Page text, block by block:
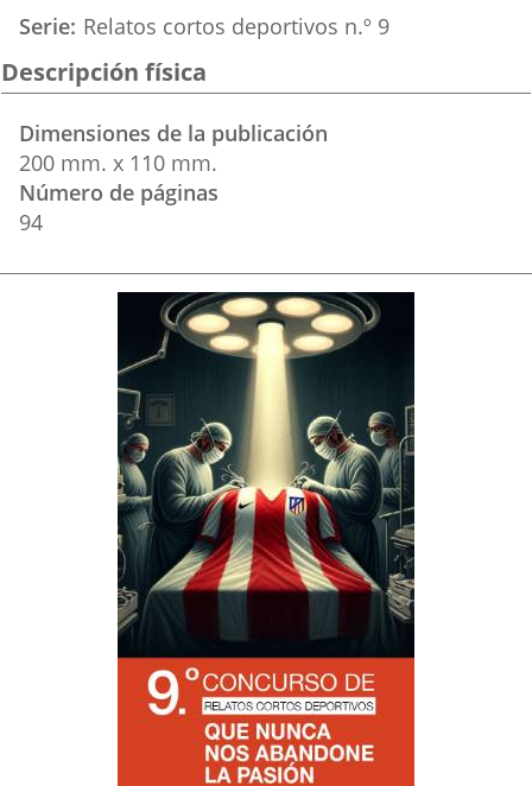
Serie Relatos cortos deportivos n.º 9
Descripción física
Dimensiones de la publicación
200 mm. x 110 mm.
Número de páginas
94